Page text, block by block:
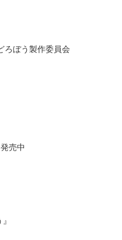
ろぼう製作委員会
売中